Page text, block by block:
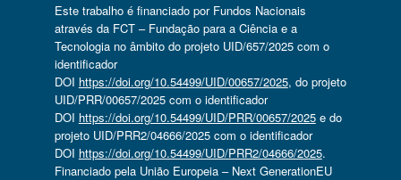
Este trabalho é financiado por Fundos Nacionais
através da FCT – Fundação para a Ciência e a
Tecnologia no âmbito do projeto UID/657/2025 com o
identificador
DOI https://doi.org/10.54499/UID/00657/2025, do projeto
UID/PRR/00657/2025 com o identificador
DOI https://doi.org/10.54499/UID/PRR/00657/2025e do
projeto UID/PRR2/04666/2025 com o identificador
DOI https://doi.org/10.54499/UID/PRR2/04666/2025.
Financiado pela União Europeia – Next GenerationEU